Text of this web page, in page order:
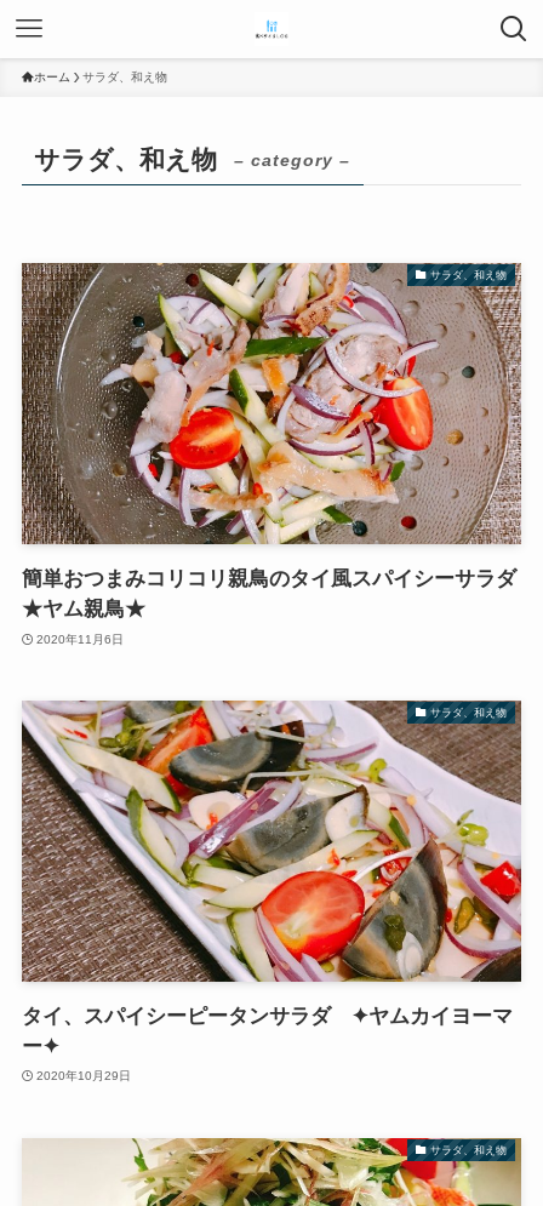
ホーム サラダ、和え物
サラダ、和え物 – category –
サラダ、和え物
簡単おつまみコリコリ親鳥のタイ風スパイシーサラダ
★ヤム親鳥★
2020年11月6日
サラダ、和え物
タイ、スパイシーピータンサラダ ✦ヤムカイヨーマ
ー✦
2020年10月29日
サラダ、和え物